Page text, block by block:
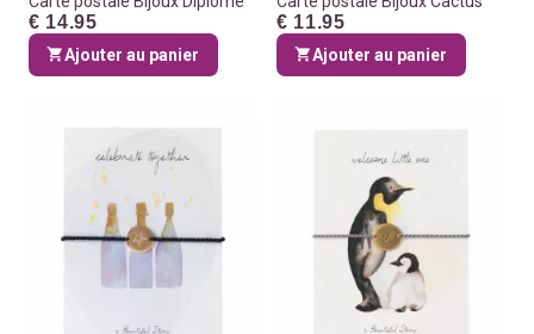
€ 14.95
Ajouter au panier
€ 11.95
Ajouter au panier